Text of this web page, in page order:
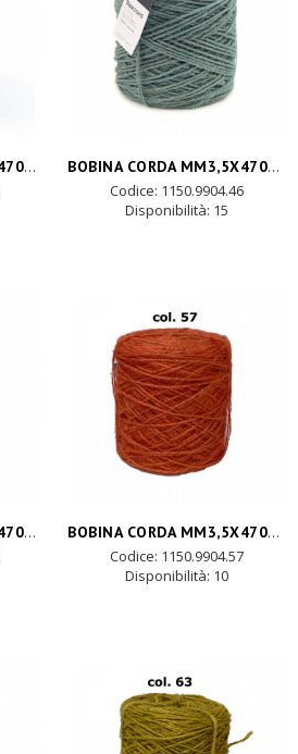
BOBINA CORDA MM3,5X470MT- bluet BOBINA CORDA MM3,5X470MT - verde tiffany
Codice: 1150.9904.46
Disponibilità: 15
BOBINA CORDA MM3,5X470MT-giallo BOBINA CORDA MM3,5X470MT-arancio
Codice: 1150.9904.57
Disponibilità: 10